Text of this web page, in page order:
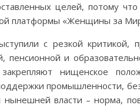
целей, потому
платформы «Женщины за
с резкой критикой,
пенсионной и
нищенское
промышленности,
нынешней власти – норма,